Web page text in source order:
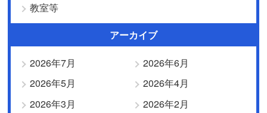
教室等
アーカイブ
2026年7月
2026年6月
2026年5月
2026年4月
2026年3月
2026年2月